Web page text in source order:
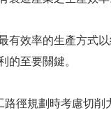
效率的生產方式
至要關鍵。
徑規劃時考慮切